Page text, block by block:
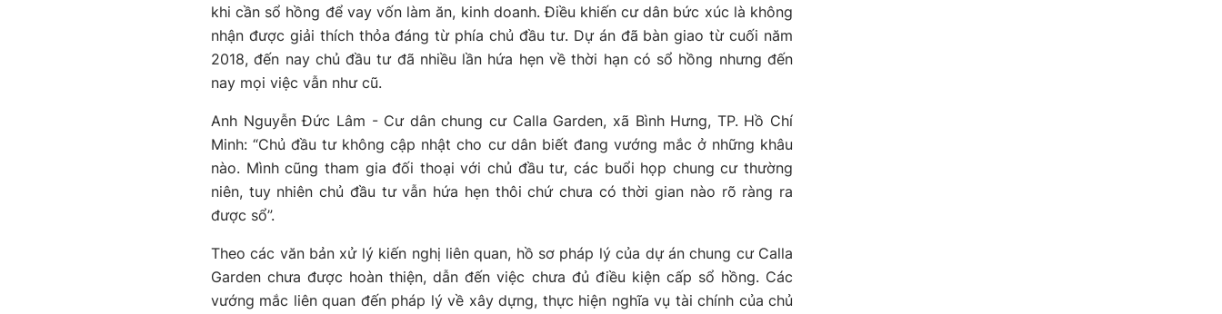
khi cần sổ hồng để vay vốn làm ăn, kinh doanh. Điều khiến cư dân bức xúc là không
nhận được giải thích thỏa đáng từ phía chủ đầu tư. Dự án đã bàn giao từ cuối năm
2018, đến nay chủ đầu tư đã nhiều lần hứa hẹn về thời hạn có sổ hồng nhưng đến
nay mọi việc vẫn như cũ.
Anh Nguyễn Đức Lâm - Cư dân chung cư Calla Garden, xã Bình Hưng, TP. Hồ Chí
Minh: “Chủ đầu tư không cập nhật cho cư dân biết đang vướng mắc ở những khâu
nào. Mình cũng tham gia đối thoại với chủ đầu tư, các buổi họp chung cư thường
niên, tuy nhiên chủ đầu tư vẫn hứa hẹn thôi chứ chưa có thời gian nào rõ ràng ra
được sổ”.
Theo các văn bản xử lý kiến nghị liên quan, hồ sơ pháp lý của dự án chung cư Calla
Garden chưa được hoàn thiện, dẫn đến việc chưa đủ điều kiện cấp sổ hồng. Các
vướng mắc liên quan đến pháp lý về xây dựng, thực hiện nghĩa vụ tài chính của chủ